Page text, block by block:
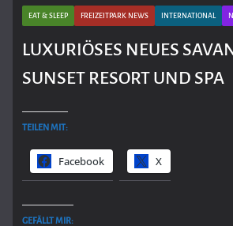
EAT & SLEEP FREIZEITPARK NEWS INTERNATIONAL
LUXURIÖSES NEUES
SUNSET RESORT UND SPA
TEILEN MIT:
Facebook X
GEFÄLLT MIR: